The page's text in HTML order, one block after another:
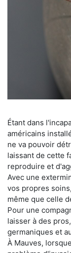
Étant dans
américains
ne va pouvoir
laissant de cette
reproduire et
Avec une
vos propres
même que celle
Pour une
laisser à des
germaniques et
À Mauves,